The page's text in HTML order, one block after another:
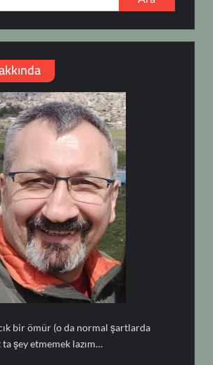
bir ömür (o da normal şartlarda
şey etmemek lazım…